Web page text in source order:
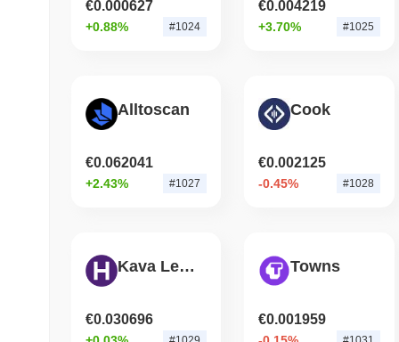
€0.000627
+0.88% #1024
€0.004219
+3.70% #1025
Alltoscan
€0.062041
+2.43% #1027
Cook
€0.002125
-0.45% #1028
Kava Lend
€0.030696
Towns
€0.001959